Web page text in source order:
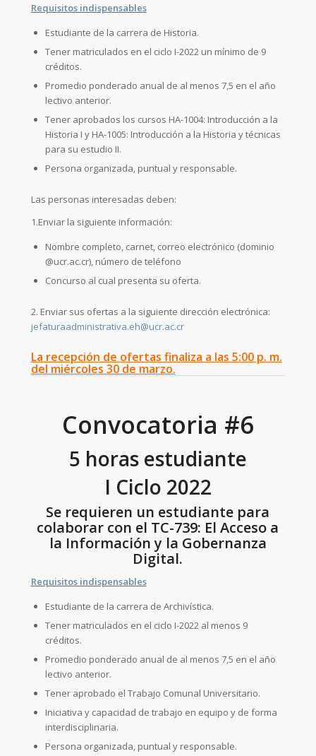
Requisitos indispensables
Estudiante de la carrera de Historia.
Tener matriculados en el ciclo I-2022 un mínimo de 9
créditos.
Promedio ponderado anual de al menos 7,5 en el año
lectivo anterior.
Tener aprobados los cursos HA-1004: Introducción a la
Historia I y HA-1005: Introducción a la Historia y técnicas
para su estudio II.
Persona organizada, puntual y responsable.
Las personas interesadas deben:
1.Enviar la siguiente información:
Nombre completo, carnet, correo electrónico (dominio
@ucr.ac.cr), número de teléfono
Concurso al cual presenta su oferta.
2. Enviar sus ofertas a la siguiente dirección electrónica:
jefaturaadministrativa.eh@ucr.ac.cr
La recepción de ofertas finaliza a las 5:00 p. m.
del miércoles 30 de marzo.
Convocatoria #6
5 horas estudiante
I Ciclo 2022
Se requieren un estudiante para
colaborar con el TC-739: El Acceso a
la Información y la Gobernanza
Digital.
Requisitos indispensables
Estudiante de la carrera de Archivística.
Tener matriculados en el ciclo I-2022 al menos 9
créditos.
Promedio ponderado anual de al menos 7,5 en el año
lectivo anterior.
Tener aprobado el Trabajo Comunal Universitario.
Iniciativa y capacidad de trabajo en equipo y de forma
interdisciplinaria.
Persona organizada, puntual y responsable.